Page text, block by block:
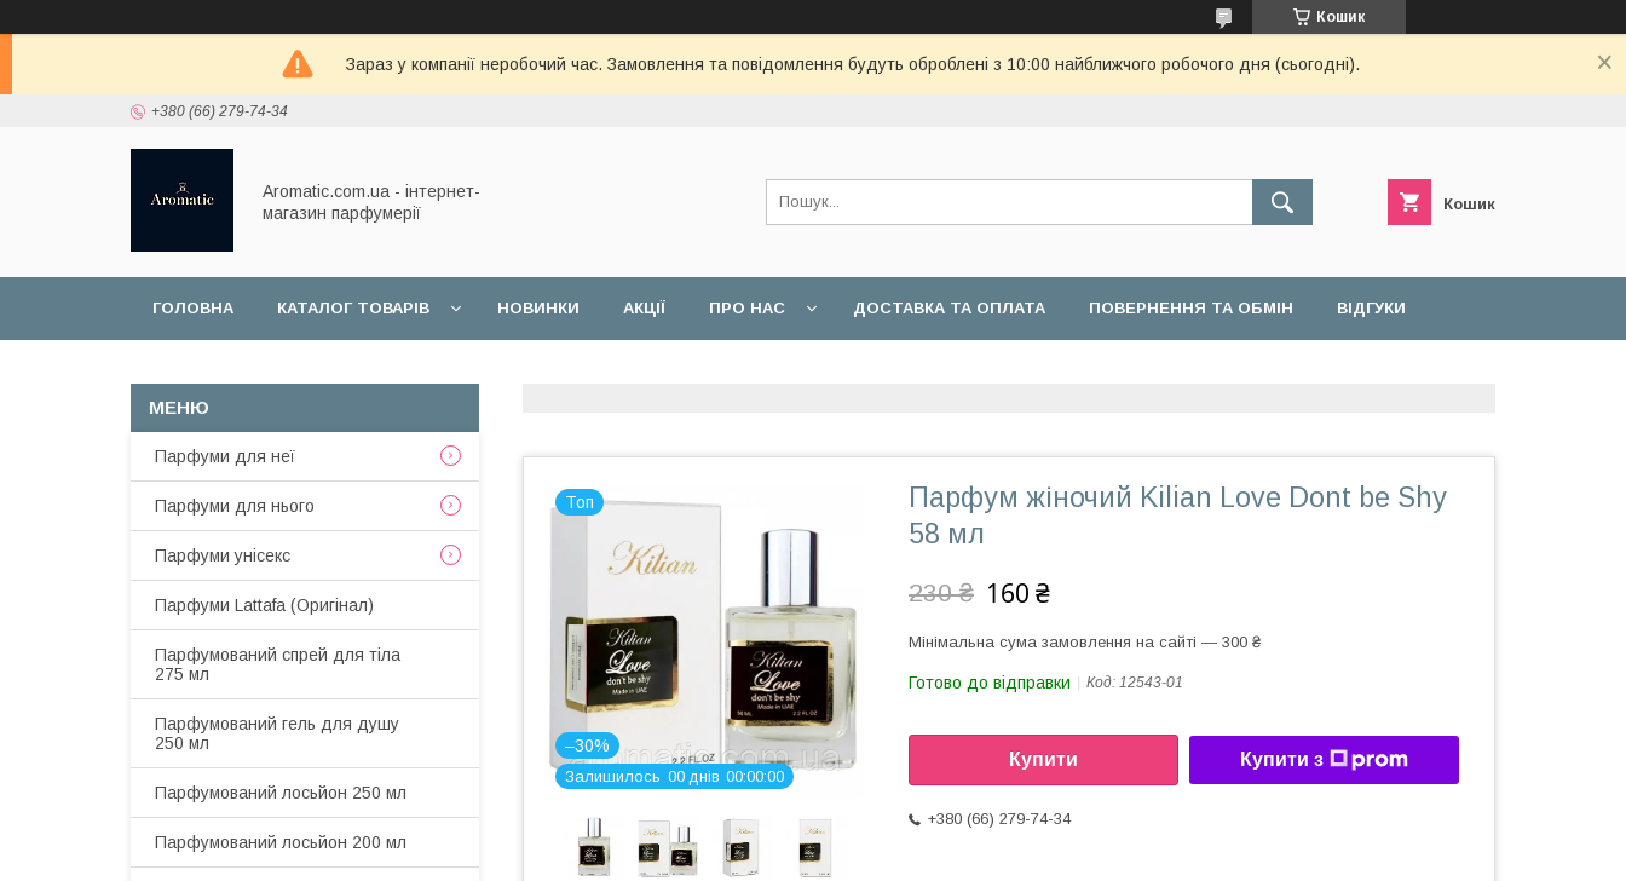
Кошик
Зараз у компанії неробочий час. Замовлення та повідомлення будуть оброблені з 10:00 найближчого робочого дня (сьогодні).
+380 (66) 279-74-34
Aromatic.com.ua - інтернет-
магазин парфумерії
Кошик
ГОЛОВНА КАТАЛОГ ТОВАРІВ НОВИНКИ АКЦІЇ ПРО НАС ДОСТАВКА ТА ОПЛАТА ПОВЕРНЕННЯ ТА ОБМІН ВІДГУКИ
Топ
–30%
Залишилось 00 днів 00 00 00
Парфум жіночий Kilian Love Dont be Shy
58 мл
230 ₴ 160 ₴
Мінімальна сума замовлення на сайті — 300 ₴
Готово до відправки Код: 12543-01
Купити Купити з
+380 (66) 279-74-34
Парфуми для неї
Парфуми для нього
Парфуми унісекс
Парфуми Lattafa (Оригінал)
Парфумований спрей для тіла
275 мл
Парфумований гель для душу
250 мл
Парфумований лосьйон 250 мл
Парфумований лосьйон 200 мл